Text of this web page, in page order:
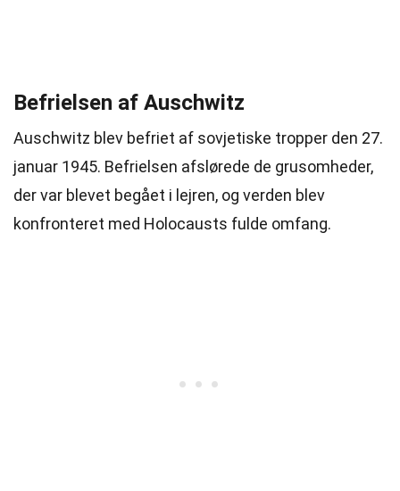
Befrielsen af Auschwitz
Auschwitz blev befriet af sovjetiske tropper den 27.
januar 1945. Befrielsen afslørede de grusomheder,
der var blevet begået i lejren, og verden blev
konfronteret med Holocausts fulde omfang.